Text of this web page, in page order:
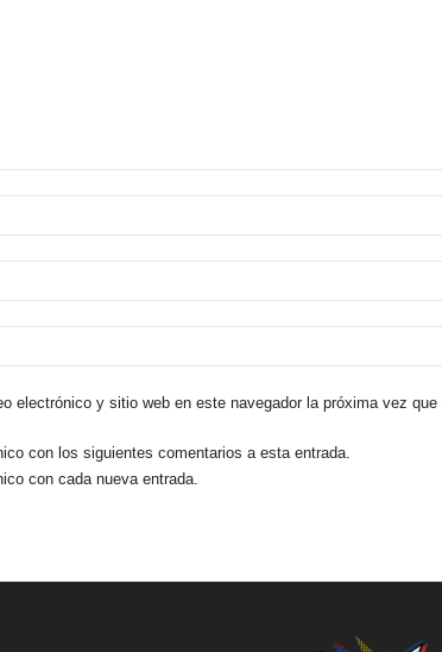
electrónico y sitio web en este navegador la próxima vez que
con los siguientes comentarios a esta entrada.
con cada nueva entrada.